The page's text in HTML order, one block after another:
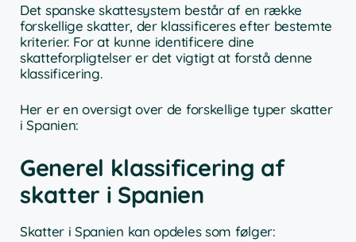
Det spanske skattesystem består af en række
forskellige skatter, der klassificeres efter bestemte
kriterier. For at kunne identificere dine
skatteforpligtelser er det vigtigt at forstå denne
klassificering.
Her er en oversigt over de forskellige typer skatter
i Spanien:
Generel klassificering af
skatter i Spanien
Skatter i Spanien kan opdeles som følger: